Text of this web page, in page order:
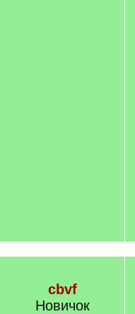
cbvf
Новичок